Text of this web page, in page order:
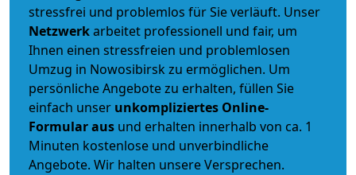
stressfrei und problemlos für Sie verläuft. Unser
Netzwerkarbeitet professionell und fair, um
Ihnen einen stressfreien und problemlosen
Umzug in Nowosibirsk zu ermöglichen. Um
persönliche Angebote zu erhalten, füllen Sie
einfach unser unkompliziertes Online-
Formular aus und erhalten innerhalb von ca. 1
Minuten kostenlose und unverbindliche
Angebote. Wir halten unsere Versprechen.